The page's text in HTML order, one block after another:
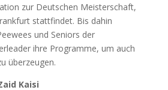
zur Deutschen Meisterschaft,
stattfindet. Bis dahin
und Seniors der
ihre Programme, um auch
überzeugen.
Kaisi